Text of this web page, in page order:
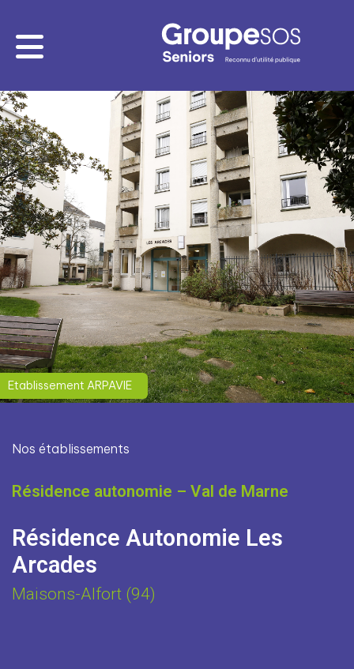
Nos établissements
Résidence autonomie – Val de Marne
Résidence Autonomie Les
Arcades
Maisons-Alfort (94)
Etablissement ARPAVIE